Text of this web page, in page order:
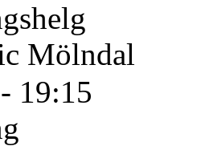
Mölndal
19:15